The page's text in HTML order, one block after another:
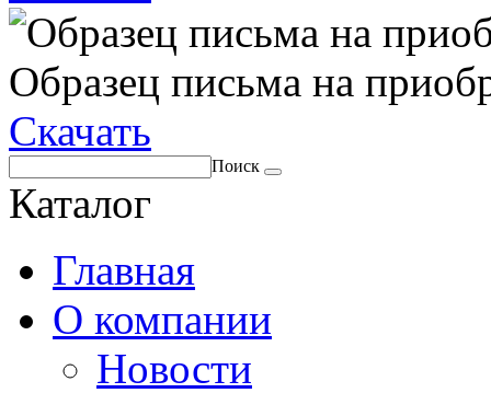
Образец письма на
Скачать
Поиск
Каталог
Главная
О компании
Новости